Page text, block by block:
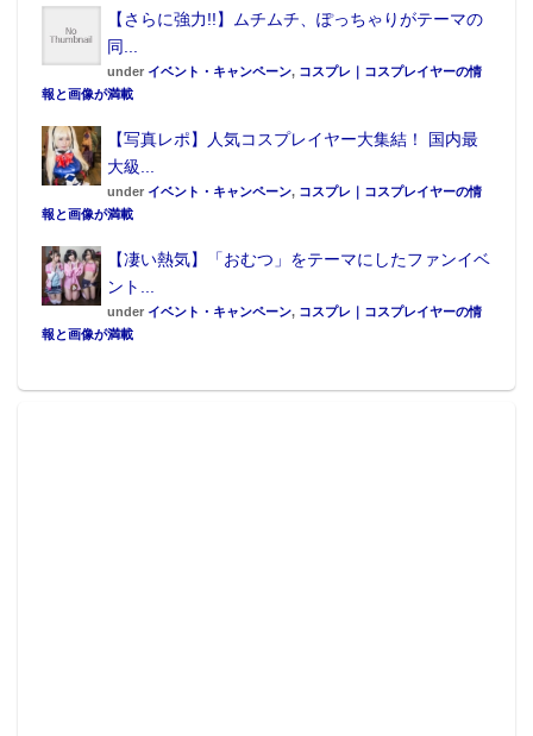
【さらに強力!!】ムチムチ、ぽっちゃりがテーマの
同...
under イベント・キャンペーン, コスプレ｜コスプレイヤーの情
報と画像が満載
【写真レポ】人気コスプレイヤー大集結！ 国内最
大級...
under イベント・キャンペーン, コスプレ｜コスプレイヤーの情
報と画像が満載
【凄い熱気】「おむつ」をテーマにしたファンイベ
ント...
under イベント・キャンペーン, コスプレ｜コスプレイヤーの情
報と画像が満載